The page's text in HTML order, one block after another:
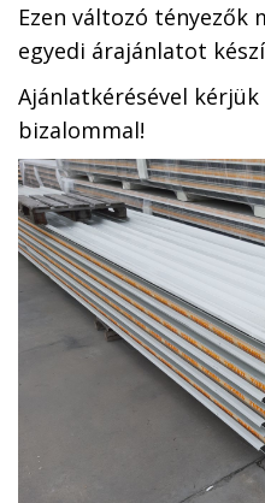
Ezen változó
egyedi árajánlatot
Ajánlatkérésével
bizalommal!